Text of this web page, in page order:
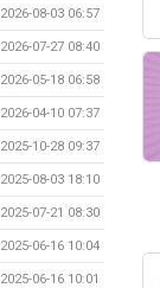
2026-08-03 06:57
2026-07-27 08:40
2026-05-18 06:58
2026-04-10 07:37
2025-10-28 09:37
2025-08-03 18:10
2025-07-21 08:30
2025-06-16 10:04
2025-06-16 10:01